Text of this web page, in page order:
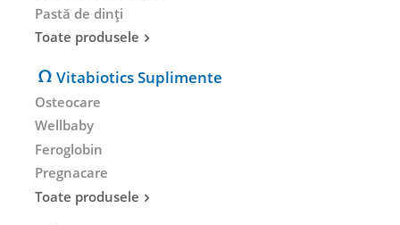
Pastă de dinți
Toate produsele
Vitabiotics Suplimente
Osteocare
Wellbaby
Feroglobin
Pregnacare
Toate produsele